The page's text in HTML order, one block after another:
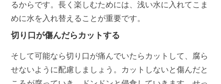
るからです。長く楽しむためには、浅い水に入れてこま
めに水を入れ替えることが重要です。
切り口が傷んだらカットする
そして可能なら切り口が痛んでいたらカットして、腐ら
せないように配慮しましょう。カットしないと傷んだと